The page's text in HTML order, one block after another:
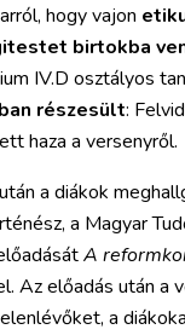
hogy vajon
birtokba
IV.D osztályos
részesült:
haza a versenyről.
a diákok
a Magyar
A
Az előadás után a
a